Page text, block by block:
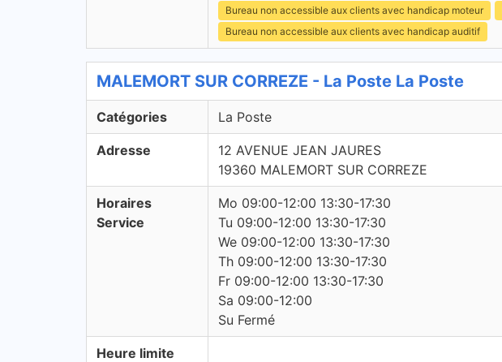
Bureau non accessible aux clients avec handicap moteur
Bureau non accessible aux clients avec handicap auditif
MALEMORT SUR CORREZE - La Poste La Poste
Catégories La Poste
Adresse
12 AVENUE JEAN JAURES
19360 MALEMORT SUR CORREZE
Horaires
Service
Mo 09:00-12:00 13:30-17:30
Tu 09:00-12:00 13:30-17:30
We 09:00-12:00 13:30-17:30
Th 09:00-12:00 13:30-17:30
Fr 09:00-12:00 13:30-17:30
Sa 09:00-12:00
Su Fermé
Heure limite